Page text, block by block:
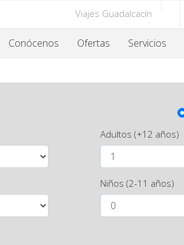
Viajes Guadalcacín
Conócenos Ofertas Servicios
Adultos (+12 años)
Niños (2-11 años)